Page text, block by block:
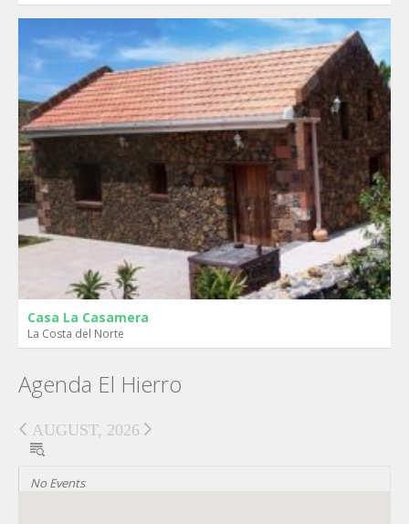
Casa La Casamera
La Costa del Norte
Agenda El Hierro
AUGUST, 2026
No Events